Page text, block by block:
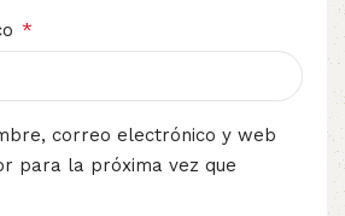
*
correo electrónico y web
para la próxima vez que